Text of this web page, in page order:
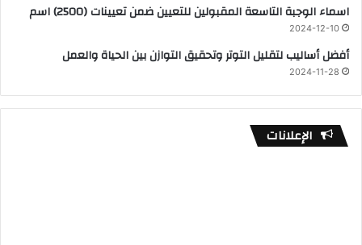
اسماء الوجبة التاسعة المقبولين للتعيين ضمن تعيينات (2500) اسم
2024-12-10
أفضل أساليب لتقليل التوتر وتحقيق التوازن بين الحياة والعمل
2024-11-28
الإعلانات